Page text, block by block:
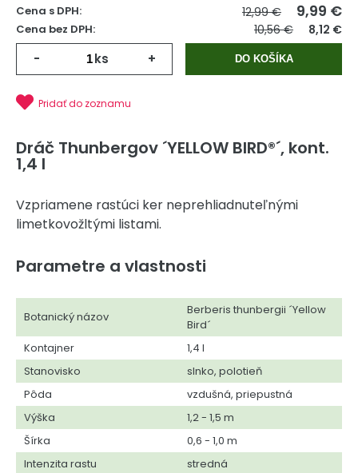
Cena s DPH: 12,99 € 9,99 €
Cena bez DPH: 10,56 € 8,12 €
- ks + DO KOŠÍKA
Pridať do zoznamu
Dráč Thunbergov ´YELLOW BIRD®´, kont.
1,4 l
Vzpriamene rastúci ker neprehliadnuteľnými
limetkovožltými listami.
Parametre a vlastnosti
Botanický názov
Berberis thunbergii ´Yellow
Bird´
Kontajner
1,4 l
Stanovisko
slnko, polotieň
Pôda
vzdušná, priepustná
Výška
1,2 - 1,5 m
Šírka
0,6 - 1,0 m
Intenzita rastu
stredná